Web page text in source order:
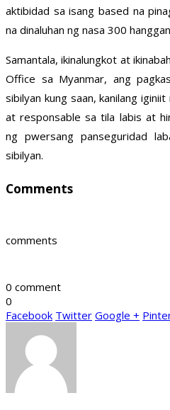
aktibidad sa isang based na
na dinaluhan ng nasa 300
Samantala, ikinalungkot at
Office sa Myanmar, ang
sibilyan kung saan, kanilang
at responsable sa tila labis at
ng pwersang panseguridad
sibilyan.
Comments
comments
0 comment
0
Facebook Twitter Google +